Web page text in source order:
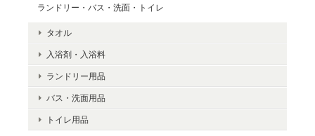
ランドリー・バス・洗面・トイレ
タオル
入浴剤・入浴料
ランドリー用品
バス・洗面用品
トイレ用品